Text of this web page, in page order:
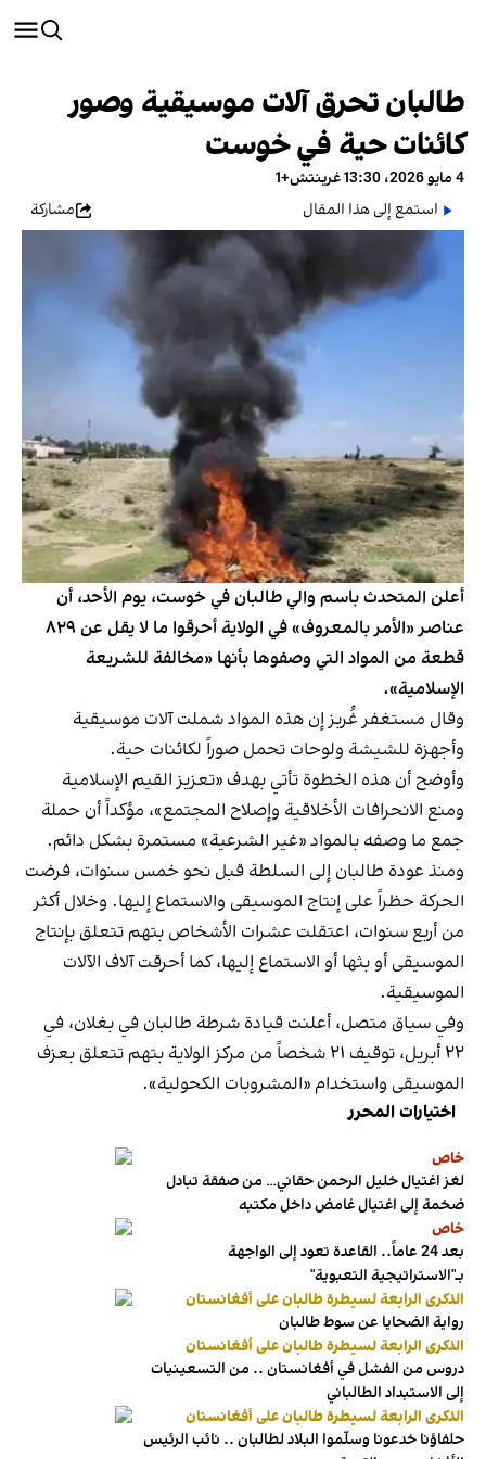
طالبان تحرق آلات موسيقية وصور
كائنات حية في خوست
4 مايو 2026، 13:30 غرينتش+1
استمع إلى هذا المقال
مشاركة
أعلن المتحدث باسم والي طالبان في خوست، يوم الأحد، أن
عناصر «الأمر بالمعروف» في الولاية أحرقوا ما لا يقل عن ٨٢٩
قطعة من المواد التي وصفوها بأنها «مخالفة للشريعة
الإسلامية».
وقال مستغفر غُربز إن هذه المواد شملت آلات موسيقية
وأجهزة للشيشة ولوحات تحمل صوراً لكائنات حية.
وأوضح أن هذه الخطوة تأتي بهدف «تعزيز القيم الإسلامية
ومنع الانحرافات الأخلاقية وإصلاح المجتمع»، مؤكداً أن حملة
جمع ما وصفه بالمواد «غير الشرعية» مستمرة بشكل دائم.
ومنذ عودة طالبان إلى السلطة قبل نحو خمس سنوات، فرضت
الحركة حظراً على إنتاج الموسيقى والاستماع إليها. وخلال أكثر
من أربع سنوات، اعتقلت عشرات الأشخاص بتهم تتعلق بإنتاج
الموسيقى أو بثها أو الاستماع إليها، كما أحرقت آلاف الآلات
الموسيقية.
وفي سياق متصل، أعلنت قيادة شرطة طالبان في بغلان، في
٢٢ أبريل، توقيف ٢١ شخصاً من مركز الولاية بتهم تتعلق بعزف
الموسيقى واستخدام «المشروبات الكحولية».
اختيارات المحرر
خاص
لغز اغتيال خليل الرحمن حقاني… من صفقة تبادل
ضخمة إلى اغتيال غامض داخل مكتبه
خاص
بعد 24 عاماً.. القاعدة تعود إلى الواجهة
بـ"الاستراتيجية التعبوية"
الذكرى الرابعة لسيطرة طالبان على أفغانستان
رواية الضحايا عن سوط طالبان
الذكرى الرابعة لسيطرة طالبان على أفغانستان
دروس من الفشل في أفغانستان .. من التسعينيات
إلى الاستبداد الطالباني
الذكرى الرابعة لسيطرة طالبان على أفغانستان
حلفاؤنا خدعونا وسلّموا البلاد لطالبان .. نائب الرئيس